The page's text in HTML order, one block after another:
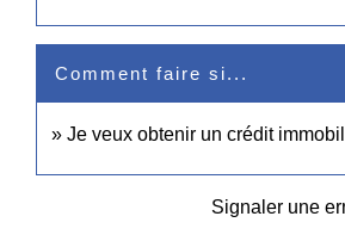
Comment faire si...
Je veux obtenir un crédit
Signaler une